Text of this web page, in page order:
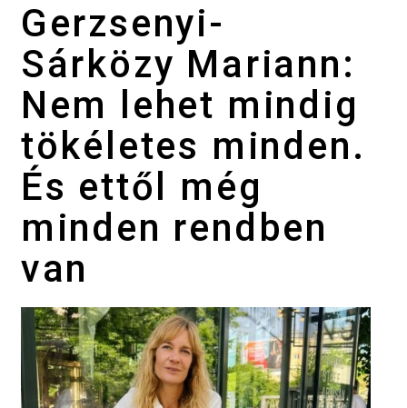
Gerzsenyi-
Sárközy Mariann:
Nem lehet mindig
tökéletes minden.
És ettől még
minden rendben
van